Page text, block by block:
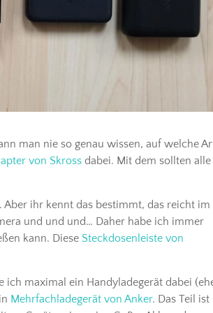
man nie so genau wissen, auf welche
von Skross dabei. Mit dem sollten alle
ihr kennt das bestimmt, das reicht im
und und und… Daher habe ich immer
kann. Diese Steckdosenleiste von
ich maximal ein Handyladegerät dabei
Mehrfachladegerät von Anker. Das Teil ist